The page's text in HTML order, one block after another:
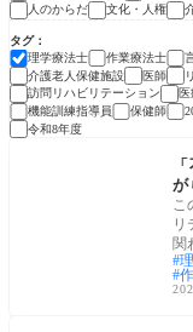
人のからだ
文化・人権
タグ
理学療法士
作業療法士
介護老人保健施設
医師
訪問リハビリテーション
医
機能訓練指導員
保健師
令和8年度
が
こ
リ
関
と